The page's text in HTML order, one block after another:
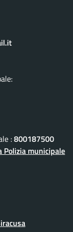
:800187500
municipale